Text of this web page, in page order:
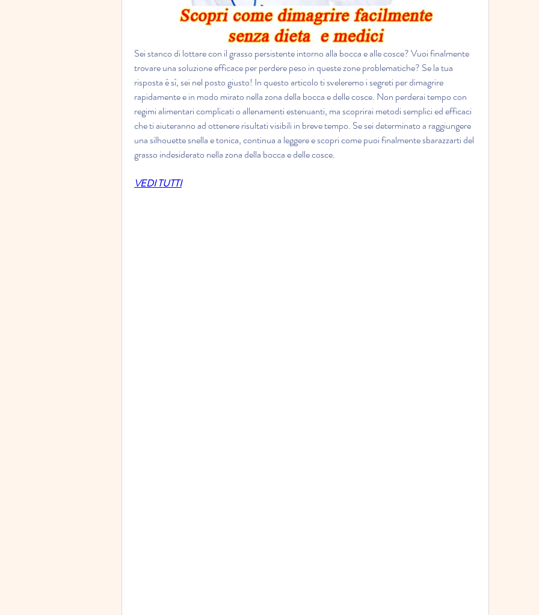
Sei stanco di lottare con il grasso persistente intorno alla bocca e alle cosce? Vuoi finalmente
trovare una soluzione efficace per perdere peso in queste zone problematiche? Se la tua
risposta è sì, sei nel posto giusto! In questo articolo ti sveleremo i segreti per dimagrire
rapidamente e in modo mirato nella zona della bocca e delle cosce. Non perderai tempo con
regimi alimentari complicati o allenamenti estenuanti, ma scoprirai metodi semplici ed efficaci
che ti aiuteranno ad ottenere risultati visibili in breve tempo. Se sei determinato a raggiungere
una silhouette snella e tonica, continua a leggere e scopri come puoi finalmente sbarazzarti del
grasso indesiderato nella zona della bocca e delle cosce.
VEDI TUTTI